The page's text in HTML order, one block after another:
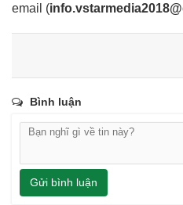
email (
Bình luận
Gửi bình luận